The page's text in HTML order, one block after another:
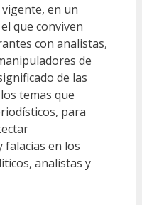
en un
que conviven
con analistas,
de
de las
temas que
para
falacias en los
analistas y